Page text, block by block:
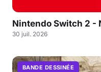
Nintendo Switch 2 -
30 juil. 2026
BANDE DESSINÉE